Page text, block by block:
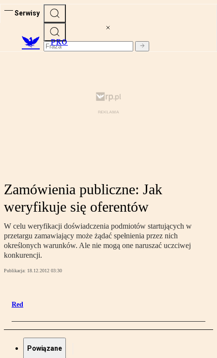
Serwisy
PRO
Zamówienia publiczne: Jak
weryfikuje się oferentów
W celu weryfikacji doświadczenia podmiotów startujących w
przetargu zamawiający może żądać spełnienia przez nich
określonych warunków. Ale nie mogą one naruszać uczciwej
konkurencji.
Publikacja: 18.12.2012 03:30
Red
Powiązane